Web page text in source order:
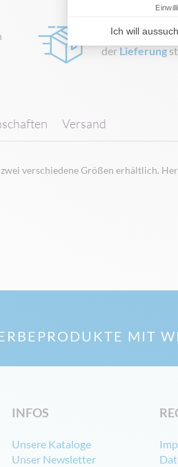
Fragen zum
der Lieferung
verschiedene Größen erhältlich.
Versand
MIT
INFOS
Unsere Kataloge
Unser Newsletter